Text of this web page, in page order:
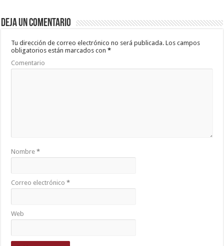
Deja un comentario
Tu dirección de correo electrónico no será publicada. Los campos
obligatorios están marcados con*
Comentario
Nombre*
Correo electrónico*
Web